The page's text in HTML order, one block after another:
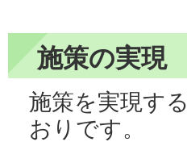
施策の実現
施策を実現す
おりです。